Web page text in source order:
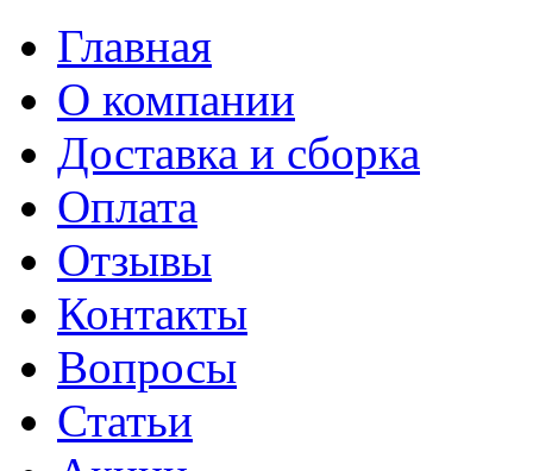
Главная
О компании
Доставка и сборка
Оплата
Отзывы
Контакты
Вопросы
Статьи